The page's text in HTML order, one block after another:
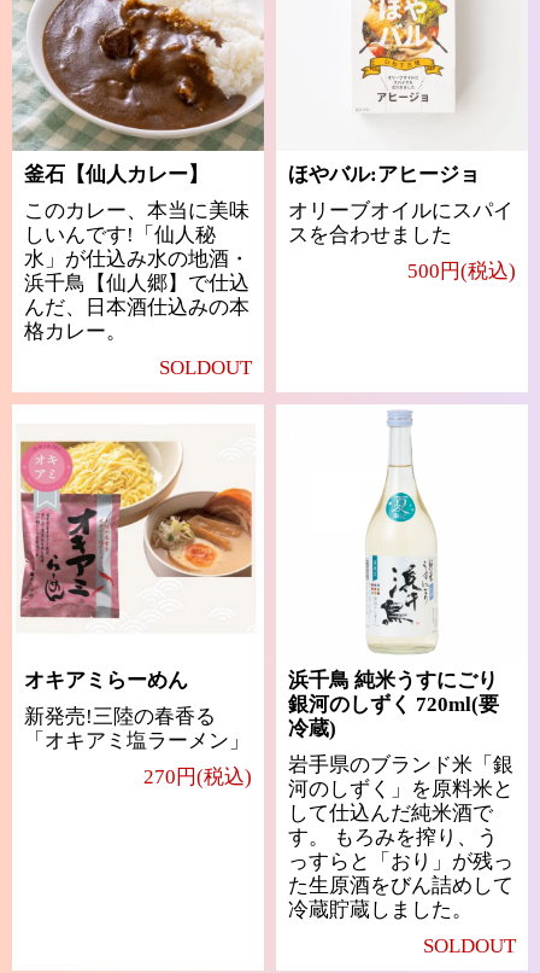
釜石【仙人カレー】
このカレー、本当に美味
しいんです!「仙人秘
水」が仕込み水の地酒・
浜千鳥【仙人郷】で仕込
んだ、日本酒仕込みの本
格カレー。
SOLDOUT
ほやバル:アヒージョ
オリーブオイルにスパイ
スを合わせました
500円(税込)
オキアミらーめん
新発売!三陸の春香る
「オキアミ塩ラーメン」
270円(税込)
浜千鳥 純米うすにごり
銀河のしずく 720ml(要
冷蔵)
岩手県のブランド米「銀
河のしずく」を原料米と
して仕込んだ純米酒で
す。 もろみを搾り、う
っすらと「おり」が残っ
た生原酒をびん詰めして
冷蔵貯蔵しました。
SOLDOUT